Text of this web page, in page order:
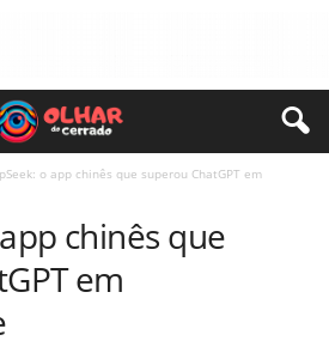
o app chinês que superou ChatGPT em
chinês que
em